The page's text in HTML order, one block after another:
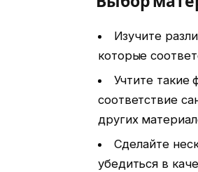
Изучите
которые
Учтите такие
соответствие
других
Сделайте
убедиться в